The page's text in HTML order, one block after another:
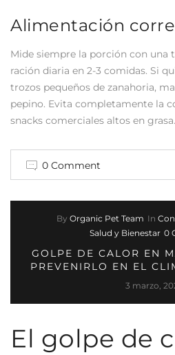
Alimentación
Mide siempre la porción con una
ración diaria en 2-3 comidas. Si
trozos pequeños de zanahoria,
pepino. Evita completamente la
snacks comerciales altos en grasa.
0 Comment
By Organic Pet Team In
Salud y Bienestar 0
GOLPE DE CALOR EN
PREVENIRLO EN EL
3 marzo,
El golpe de